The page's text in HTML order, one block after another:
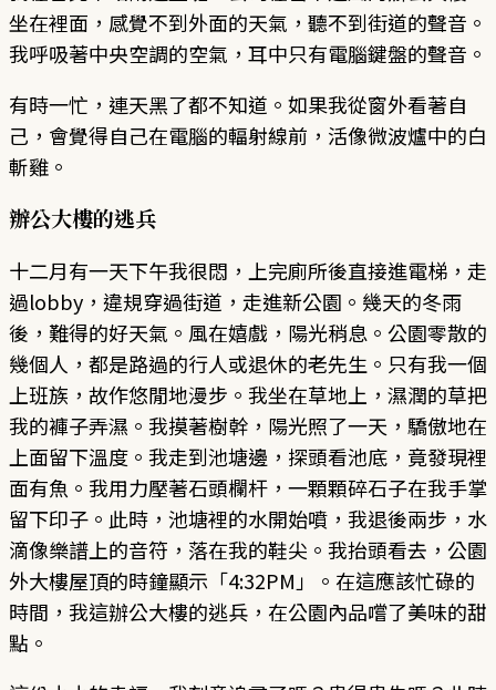
坐在裡面，感覺不到外面的天氣，聽不到街道的聲音。
我呼吸著中央空調的空氣，耳中只有電腦鍵盤的聲音。
有時一忙，連天黑了都不知道。如果我從窗外看著自
己，會覺得自己在電腦的輻射線前，活像微波爐中的白
斬雞。
辦公大樓的逃兵
十二月有一天下午我很悶，上完廁所後直接進電梯，走
過lobby，違規穿過街道，走進新公園。幾天的冬雨
後，難得的好天氣。風在嬉戲，陽光稍息。公園零散的
幾個人，都是路過的行人或退休的老先生。只有我一個
上班族，故作悠閒地漫步。我坐在草地上，濕潤的草把
我的褲子弄濕。我摸著樹幹，陽光照了一天，驕傲地在
上面留下溫度。我走到池塘邊，探頭看池底，竟發現裡
面有魚。我用力壓著石頭欄杆，一顆顆碎石子在我手掌
留下印子。此時，池塘裡的水開始噴，我退後兩步，水
滴像樂譜上的音符，落在我的鞋尖。我抬頭看去，公園
外大樓屋頂的時鐘顯示「4:32PM」。在這應該忙碌的
時間，我這辦公大樓的逃兵，在公園內品嚐了美味的甜
點。